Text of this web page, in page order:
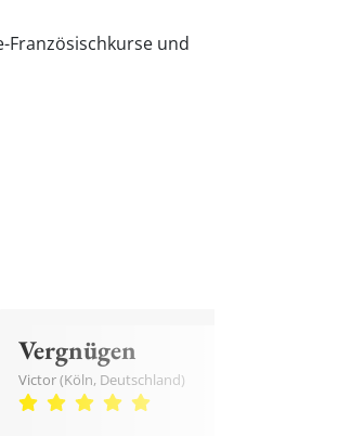
Französischkurse und
Vergnügen
Victor (Köln, Deutschland)